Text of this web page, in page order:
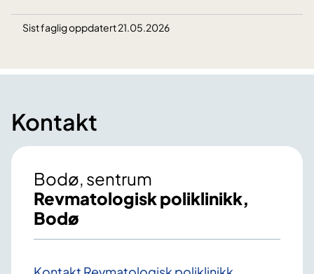
Sist faglig oppdatert 21.05.2026
Kontakt
Bodø, sentrum
Revmatologisk poliklinikk,
Bodø